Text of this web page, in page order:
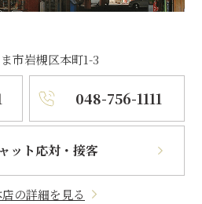
市岩槻区本町1-3
048-756-1111
ット応対・接客
の詳細を見る